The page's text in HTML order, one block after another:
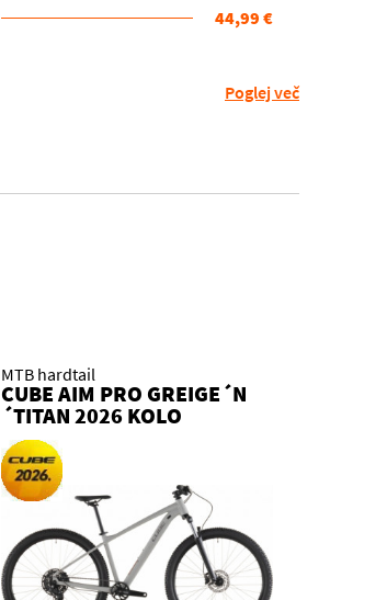
44,99 €
Poglej več
MTB hardtail
CUBE AIM PRO GREIGE´N
´TITAN 2026 KOLO